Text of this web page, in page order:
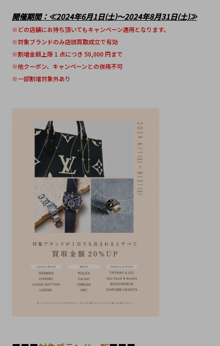
開催期間：≪2024年6月1日(土)～2024年8月31日(土)≫
※どの店舗にお持ち頂いてもキャンペーン適用となります。
※対象ブランドのみ店頭買取成立で有効
※割増金額上限 1 点につき 50,000 円まで
※他クーポン、キャンペーンとの併用不可
※一部割増対象外あり